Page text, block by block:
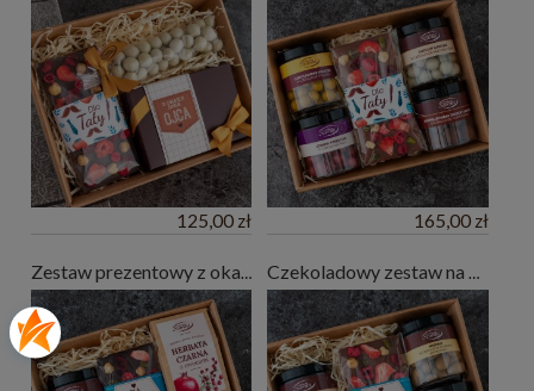
125,00 zł 165,00 zł
Zestaw prezentowy z okazji Dnia Ojca Czekoladowy zestaw na Dzień Ojca